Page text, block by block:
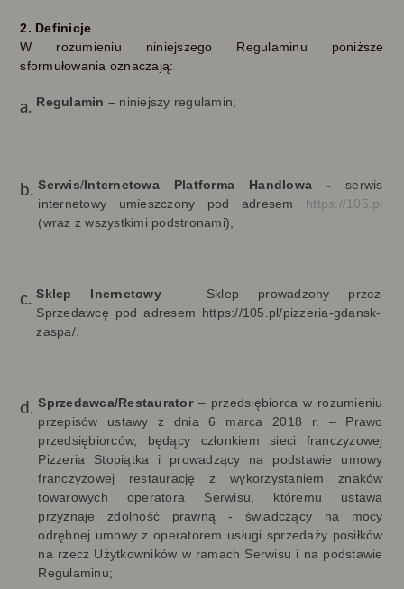
2. Definicje
W rozumieniu niniejszego Regulaminu poniższe
sformułowania oznaczają:
Regulamin – niniejszy regulamin;
Serwis/Internetowa Platforma Handlowa - serwis
internetowy umieszczony pod adresem https://105.pl
(wraz z wszystkimi podstronami),
Sklep Inernetowy – Sklep prowadzony przez
Sprzedawcę pod adresem https://105.pl/pizzeria-gdansk-
zaspa/.
Sprzedawca/Restaurator – przedsiębiorca w rozumieniu
przepisów ustawy z dnia 6 marca 2018 r. – Prawo
przedsiębiorców, będący członkiem sieci franczyzowej
Pizzeria Stopiątka i prowadzący na podstawie umowy
franczyzowej restaurację z wykorzystaniem znaków
towarowych operatora Serwisu , któremu ustawa
przyznaje zdolność prawną - świadczący na mocy
odrębnej umowy z operatorem usługi sprzedaży posiłków
na rzecz Użytkowników w ramach Serwisu i na podstawie
Regulaminu;